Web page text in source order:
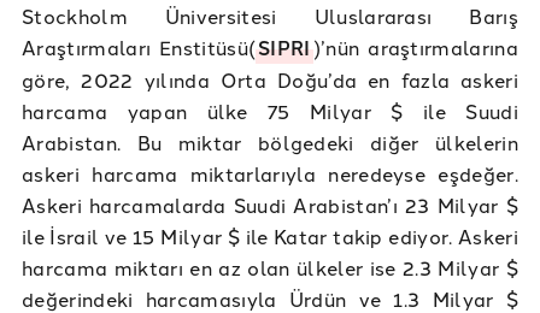
Stockholm Üniversitesi Uluslararası Barış
Araştırmaları Enstitüsü(SIPRI)’nün araştırmalarına
göre, 2022 yılında Orta Doğu’da en fazla askeri
harcama yapan ülke 75 Milyar $ ile Suudi
Arabistan. Bu miktar bölgedeki diğer ülkelerin
askeri harcama miktarlarıyla neredeyse eşdeğer.
Askeri harcamalarda Suudi Arabistan’ı 23 Milyar $
ile İsrail ve 15 Milyar $ ile Katar takip ediyor. Askeri
harcama miktarı en az olan ülkeler ise 2.3 Milyar $
değerindeki harcamasıyla Ürdün ve 1.3 Milyar $